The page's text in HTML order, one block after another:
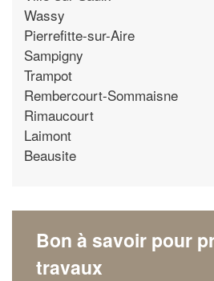
Wassy
Pierrefitte-sur-Aire
Sampigny
Trampot
Rembercourt-Sommaisne
Rimaucourt
Laimont
Beausite
Bon à savoir pour
travaux